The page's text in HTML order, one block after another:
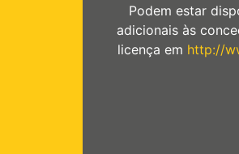
Podem estar
adicionais às
licença em http://